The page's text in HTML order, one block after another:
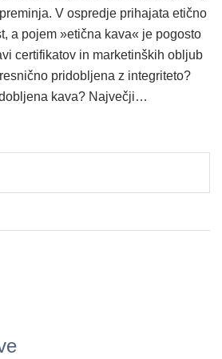
V ospredje prihajata etično
a pojem »etična kava« je pogosto
certifikatov in marketinških obljub
pridobljena z integriteto?
kava? Največji…